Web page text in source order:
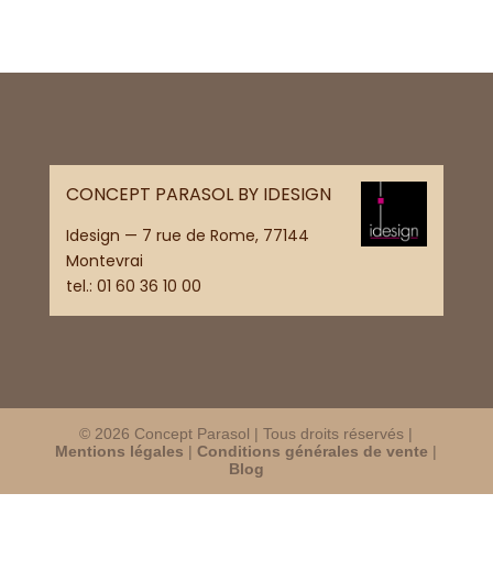
CONCEPT PARASOL BY IDESIGN
Idesign — 7 rue de Rome, 77144
Montevrai
tel.: 01 60 36 10 00
© 2026 Concept Parasol | Tous droits réservés |
Mentions légales |Conditions générales de vente |
Blog